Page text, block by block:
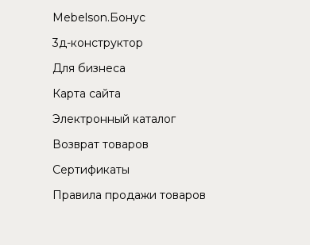
Mebelson.Бонус
3д-конструктор
Для бизнеса
Карта сайта
Электронный каталог
Возврат товаров
Сертификаты
Правила продажи товаров